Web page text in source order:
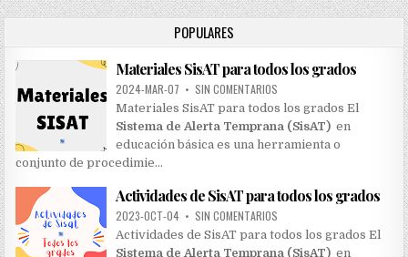
h
o
r
:
POPULARES
Materiales SisAT para todos los grados
2024-MAR-07 • SIN COMENTARIOS
Materiales SisAT para todos los grados El
Sistema de Alerta Temprana (SisAT) en
educación básica es una herramienta o
conjunto de procedimie…
Actividades de SisAT para todos los grados
2023-OCT-04 • SIN COMENTARIOS
Actividades de SisAT para todos los grados El
Sistema de Alerta Temprana (SisAT) en